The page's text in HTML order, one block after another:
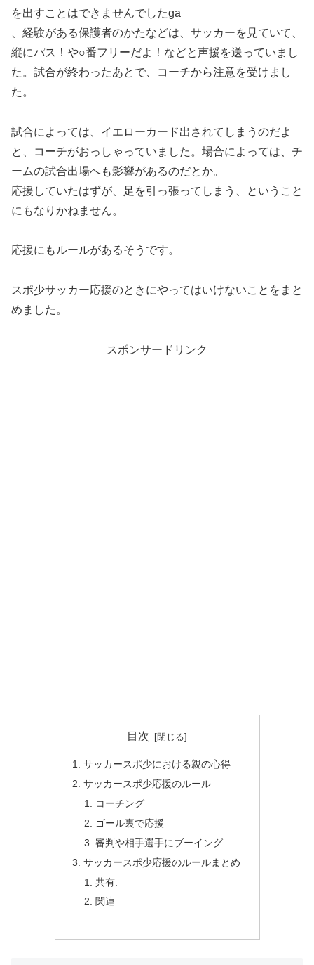
を出すことはできませんでしたga
、経験がある保護者のかたなどは、サッカーを見ていて、
縦にパス！や○番フリーだよ！などと声援を送っていまし
た。試合が終わったあとで、コーチから注意を受けまし
た。
試合によっては、イエローカード出されてしまうのだよ
と、コーチがおっしゃっていました。場合によっては、チ
ームの試合出場へも影響があるのだとか。
応援していたはずが、足を引っ張ってしまう、ということ
にもなりかねません。
応援にもルールがあるそうです。
スポ少サッカー応援のときにやってはいけないことをまと
めました。
スポンサードリンク
目次
サッカースポ少における親の心得
サッカースポ少応援のルール
コーチング
ゴール裏で応援
審判や相手選手にブーイング
サッカースポ少応援のルールまとめ
共有:
関連